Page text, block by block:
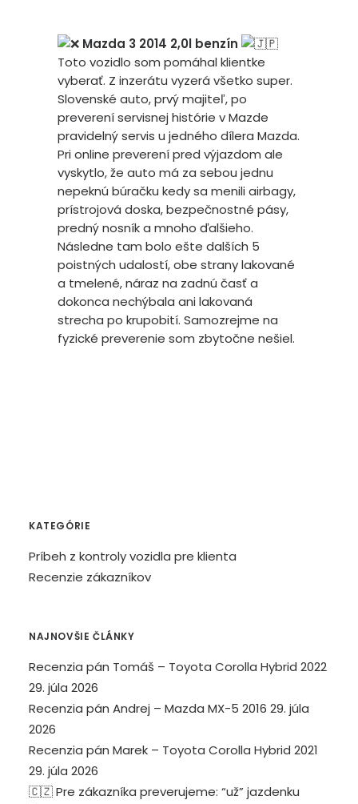
Mazda 3 2014 2,0l benzín
Toto vozidlo som pomáhal klientke
vyberať. Z inzerátu vyzerá všetko super.
Slovenské auto, prvý majiteľ, po
preverení servisnej histórie v Mazde
pravidelný servis u jedného dílera Mazda.
Pri online preverení pred výjazdom ale
vyskytlo, že auto má za sebou jednu
nepeknú búračku kedy sa menili airbagy,
prístrojová doska, bezpečnostné pásy,
predný nosník a mnoho ďalšieho.
Následne tam bolo ešte dalších 5
poistných udalostí, obe strany lakované
a tmelené, náraz na zadnú časť a
dokonca nechýbala ani lakovaná
strecha po krupobití. Samozrejme na
fyzické preverenie som zbytočne nešiel.
KATEGÓRIE
Príbeh z kontroly vozidla pre klienta
Recenzie zákazníkov
NAJNOVŠIE ČLÁNKY
Recenzia pán Tomáš – Toyota Corolla Hybrid 2022
29. júla 2026
Recenzia pán Andrej – Mazda MX-5 2016 29. júla
2026
Recenzia pán Marek – Toyota Corolla Hybrid 2021
29. júla 2026
🇨🇿 Pre zákazníka preverujeme: “už” jazdenku